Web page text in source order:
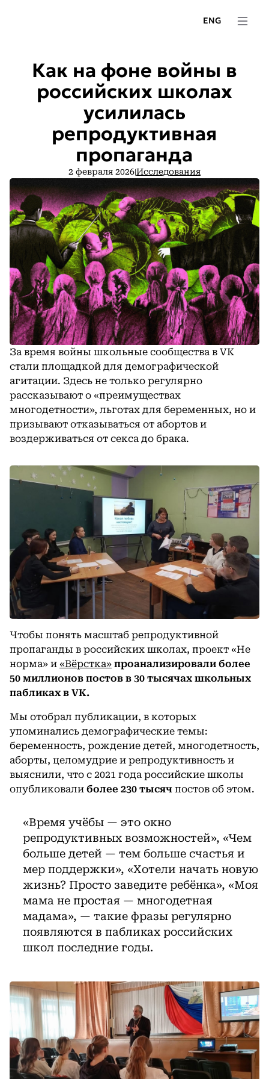
ENG
Как на фоне войны в
российских школах
усилилась
репродуктивная
пропаганда
2 февраля 2026|Исследования
За время войны школьные сообщества в VK
стали площадкой для демографической
агитации. Здесь не только регулярно
рассказывают о «преимуществах
многодетности», льготах для беременных, но и
призывают отказываться от абортов и
воздерживаться от секса до брака.
Чтобы понять масштаб репродуктивной
пропаганды в российских школах, проект «Не
норма» и «Вёрстка» проанализировали более
50 миллионов постов в 30 тысячах школьных
пабликах в VK.
Мы отобрал публикации, в которых
упоминались демографические темы:
беременность, рождение детей, многодетность,
аборты, целомудрие и репродуктивность и
выяснили, что с 2021 года российские школы
опубликовали более 230 тысяч постов об этом.
«Время учёбы — это окно
репродуктивных возможностей», «Чем
больше детей — тем больше счастья и
мер поддержки», «Хотели начать новую
жизнь? Просто заведите ребёнка», «Моя
мама не простая — многодетная
мадама», — такие фразы регулярно
появляются в пабликах российских
школ последние годы.